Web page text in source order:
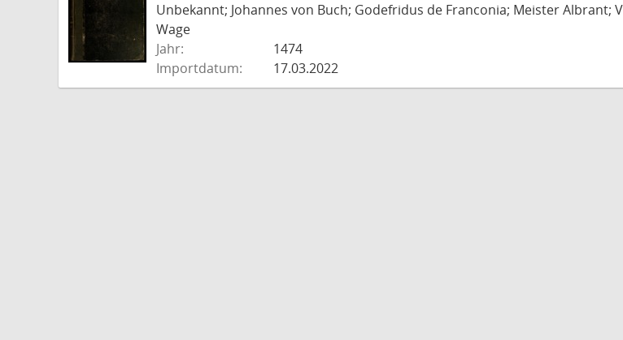
Unbekannt; Johannes von Buch; Godefridus de Franconia; Meister Albrant;
Wage
Jahr:
1474
Importdatum:
17.03.2022